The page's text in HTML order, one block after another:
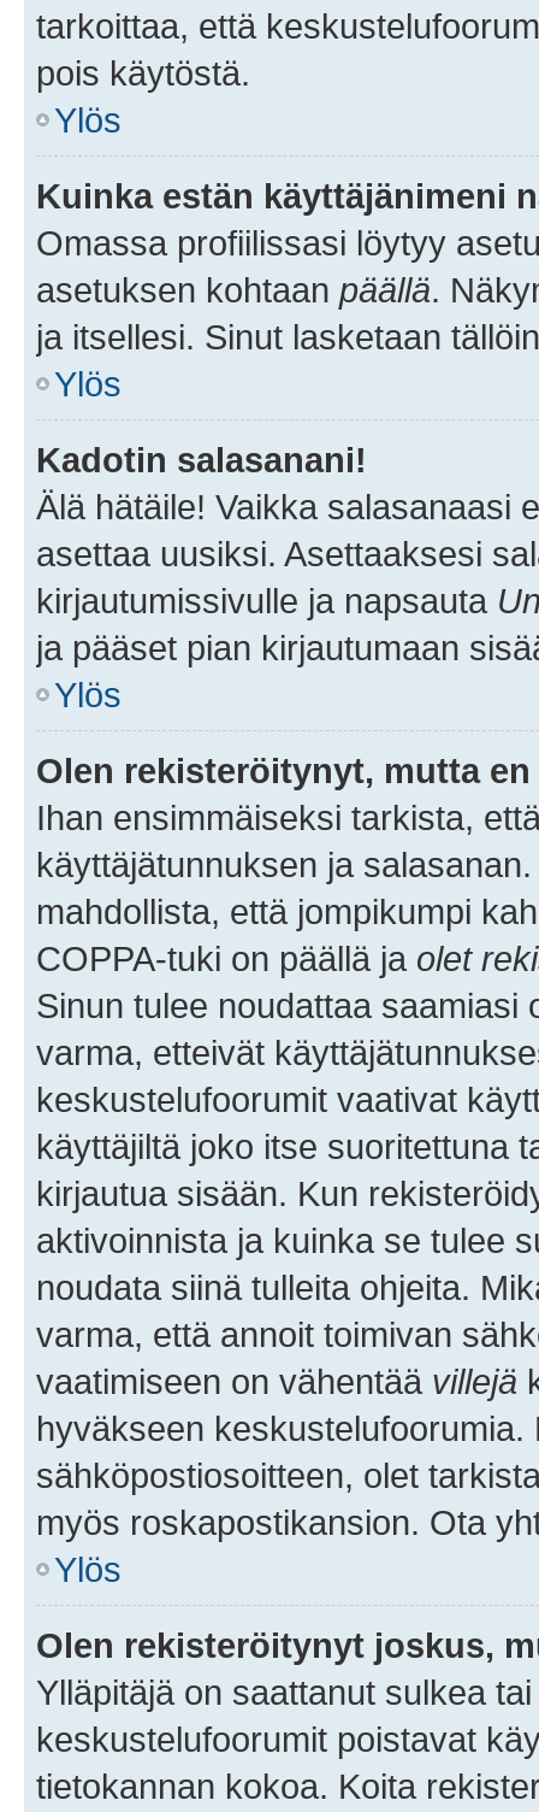
tarkoittaa, että
pois käytöstä.
Ylös
Kuinka estän käyttäjänimeni
Omassa profiilissasi löytyy
asetuksen kohtaan päällä.
ja itsellesi. Sinut lasketaan
Ylös
Kadotin salasanani!
Älä hätäile! Vaikka salasanaasi
asettaa uusiksi. Asettaaksesi
kirjautumissivulle ja napsauta
ja pääset pian kirjautumaan
Ylös
Olen rekisteröitynyt, mutta
Ihan ensimmäiseksi tarkista,
käyttäjätunnuksen ja
mahdollista, että jompikumpi
COPPA-tuki on päällä ja olet
Sinun tulee noudattaa saamiasi
varma, etteivät
keskustelufoorumit vaativat
käyttäjiltä joko itse suoritettuna
kirjautua sisään. Kun
aktivoinnista ja kuinka se tulee
noudata siinä tulleita ohjeita.
varma, että annoit toimivan
vaatimiseen on vähentää villejä
hyväkseen
sähköpostiosoitteen, olet
myös roskapostikansion. Ota
Ylös
Olen rekisteröitynyt joskus,
Ylläpitäjä on saattanut sulkea
keskustelufoorumit poistavat
tietokannan kokoa. Koita